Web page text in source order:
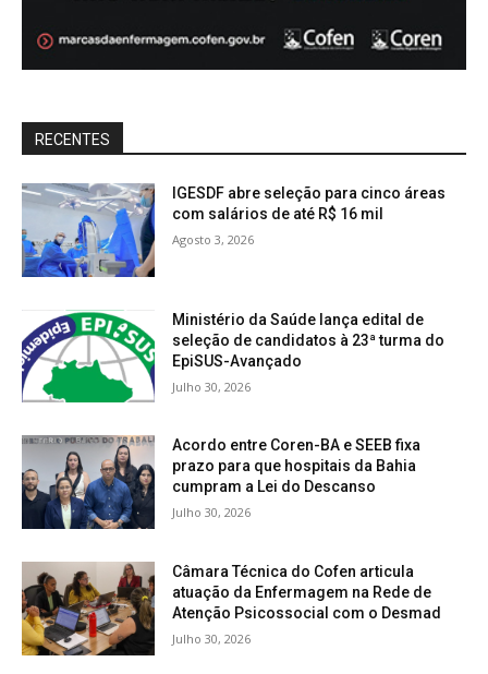
RECENTES
IGESDF abre seleção para cinco áreas
com salários de até R$ 16 mil
Agosto 3, 2026
Ministério da Saúde lança edital de
seleção de candidatos à 23ª turma do
EpiSUS-Avançado
Julho 30, 2026
Acordo entre Coren-BA e SEEB fixa
prazo para que hospitais da Bahia
cumpram a Lei do Descanso
Julho 30, 2026
Câmara Técnica do Cofen articula
atuação da Enfermagem na Rede de
Atenção Psicossocial com o Desmad
Julho 30, 2026